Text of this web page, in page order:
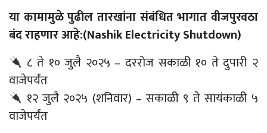
या कामामुळे पुढील तारखांना संबंधित भागात वीजपुरवठा
बंद राहणार आहे:(Nashik Electricity Shutdown)
८ ते १० जुलै २०२५ – दररोज सकाळी १० ते दुपारी २
वाजेपर्यंत
१२ जुलै २०२५ (शनिवार) – सकाळी ९ ते सायंकाळी ५
वाजेपर्यंत